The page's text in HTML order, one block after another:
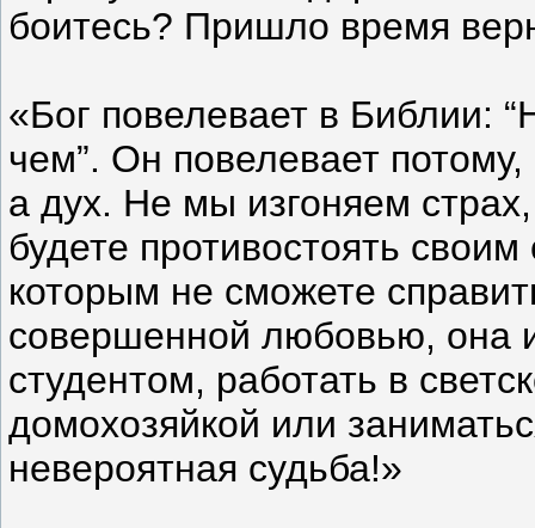
боитесь? Пришло время
«Бог повелевает в Библии:
чем”. Он повелевает
а дух. Не мы изгоняем
будете противостоять
которым не сможете
совершенной любовью, она
студентом, работать в
домохозяйкой или
невероятная судьба!»